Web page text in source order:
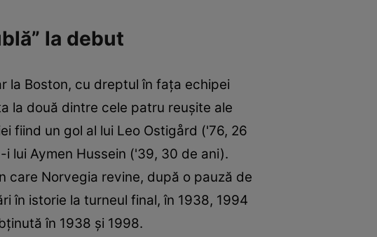
la debut
la Boston, cu dreptul în fața echipei
la două dintre cele patru reușite ale
fiind un gol al lui Leo Ostigård ('76, 26
lui Aymen Hussein ('39, 30 de ani).
care Norvegia revine, după o pauză de
în istorie la turneul final, în 1938, 1994
în 1938 și 1998.